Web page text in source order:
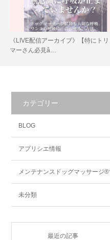
《LIVE配信アーカイブ》【特にトリ
マーさん必見ȃ…
カテゴリー
BLOG
アプリシエ情報
メンテナンスドッグマッサージ
未分類
最近の記事